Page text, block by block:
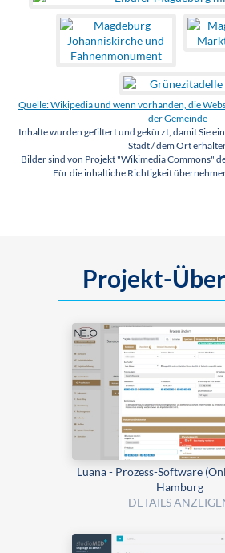
Quelle: Wikipedia und wenn vorhanden, die
der Gemeinde
Inhalte wurden gefiltert und gekürzt, damit Sie
Stadt / dem Ort
Bilder sind von Projekt "Wikimedia Commons"
Für die inhaltiche Richtigkeit
Projekt-
Luana - Prozess-Software
Hamburg
DETAILS